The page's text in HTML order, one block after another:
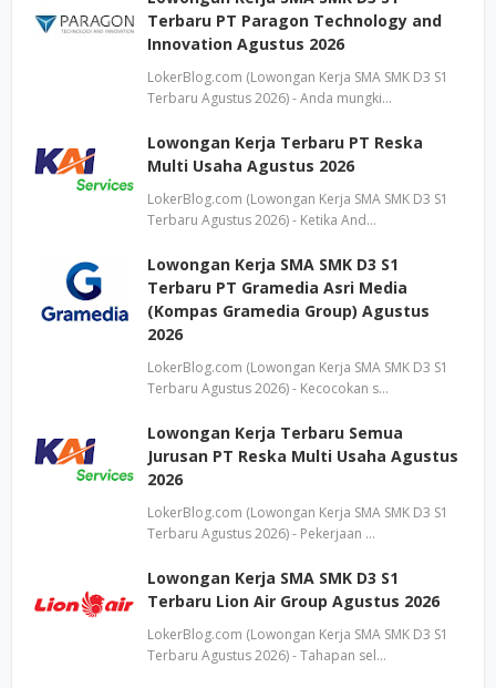
Terbaru PT Paragon Technology and
Innovation Agustus 2026
LokerBlog.com (Lowongan Kerja SMA SMK D3 S1
Terbaru Agustus 2026) - Anda mungki…
Lowongan Kerja Terbaru PT Reska
Multi Usaha Agustus 2026
LokerBlog.com (Lowongan Kerja SMA SMK D3 S1
Terbaru Agustus 2026) - Ketika And…
Lowongan Kerja SMA SMK D3 S1
Terbaru PT Gramedia Asri Media
(Kompas Gramedia Group) Agustus
2026
LokerBlog.com (Lowongan Kerja SMA SMK D3 S1
Terbaru Agustus 2026) - Kecocokan s…
Lowongan Kerja Terbaru Semua
Jurusan PT Reska Multi Usaha Agustus
2026
LokerBlog.com (Lowongan Kerja SMA SMK D3 S1
Terbaru Agustus 2026) - Pekerjaan …
Lowongan Kerja SMA SMK D3 S1
Terbaru Lion Air Group Agustus 2026
LokerBlog.com (Lowongan Kerja SMA SMK D3 S1
Terbaru Agustus 2026) - Tahapan sel…